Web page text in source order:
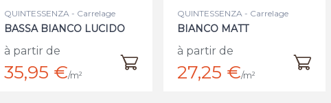
QUINTESSENZA - Carrelage
BASSA BIANCO LUCIDO
à partir de
35,95 €/m²
QUINTESSENZA - Carrelage
BIANCO MATT
à partir de
27,25 €/m²